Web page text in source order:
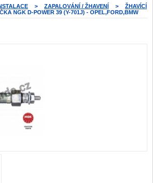
> ZAPALOVÁNÍ / ŽHAVENÍ >
ŽHAVÍCÍ
NGK D-POWER 39 (Y-701J) - OPEL,FORD,BMW